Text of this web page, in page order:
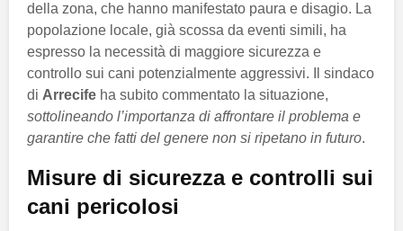
della zona, che hanno manifestato paura e disagio. La
popolazione locale, già scossa da eventi simili, ha
espresso la necessità di maggiore sicurezza e
controllo sui cani potenzialmente aggressivi. Il sindaco
di Arrecife ha subito commentato la situazione,
sottolineando l’importanza di affrontare il problema e
garantire che fatti del genere non si ripetano in futuro.
Misure di sicurezza e controlli sui
cani pericolosi